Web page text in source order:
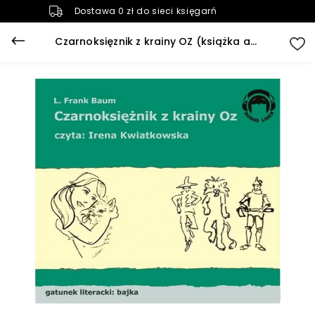
Dostawa 0 zł do sieci księgarń
Czarnoksięznik z krainy OZ (książka audio)